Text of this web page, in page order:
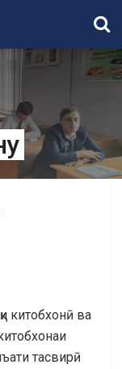
китобхонӣ ва
тасвирӣ